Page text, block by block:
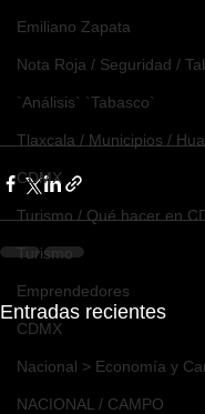
Emiliano Zapata
Nota Roja / Seguridad /
`Análisis` `Tabasco`
Tlaxcala / Municipios /
CDMX
Turismo / Qué hacer en
Turismo
Emprendedores
CDMX
Nacional > Economía y
NACIONAL / CAMPO
Entradas recientes